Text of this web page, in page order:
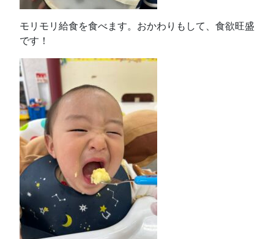
モリモリ給食を食べます。おかわりもして、食欲旺盛
です！